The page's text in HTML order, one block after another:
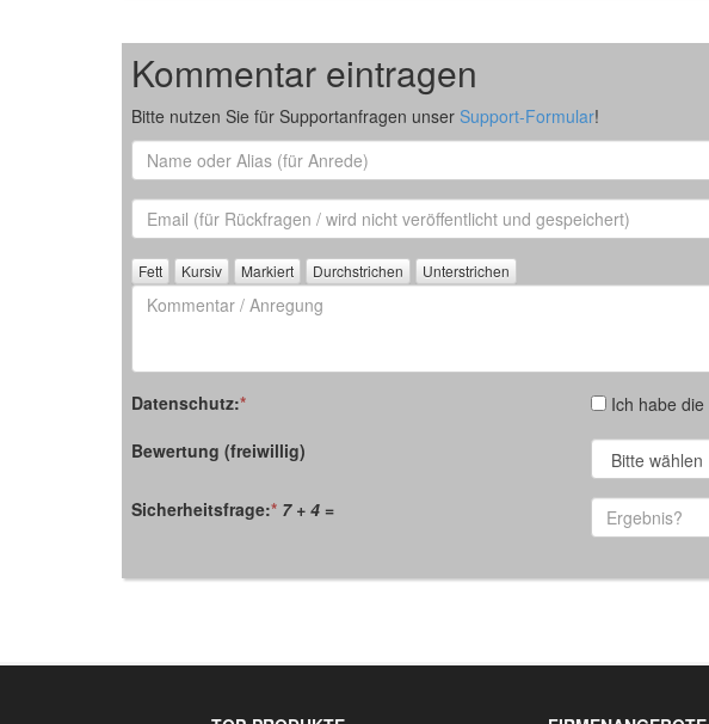
Kommentar eintragen
Bitte nutzen Sie für Supportanfragen unser Support-Formular!
Name
oder
Alias
Email
(für
Rückfrage)
Kommentar
/
Anregung
Datenschutz:* Ich habe die
Bewertung (freiwillig)
Sicherheitsfrage:* 7 + 4 =